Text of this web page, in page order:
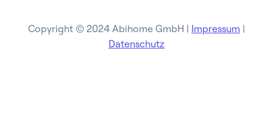
Copyright © 2024 Abihome GmbH | Impressum |
Datenschutz